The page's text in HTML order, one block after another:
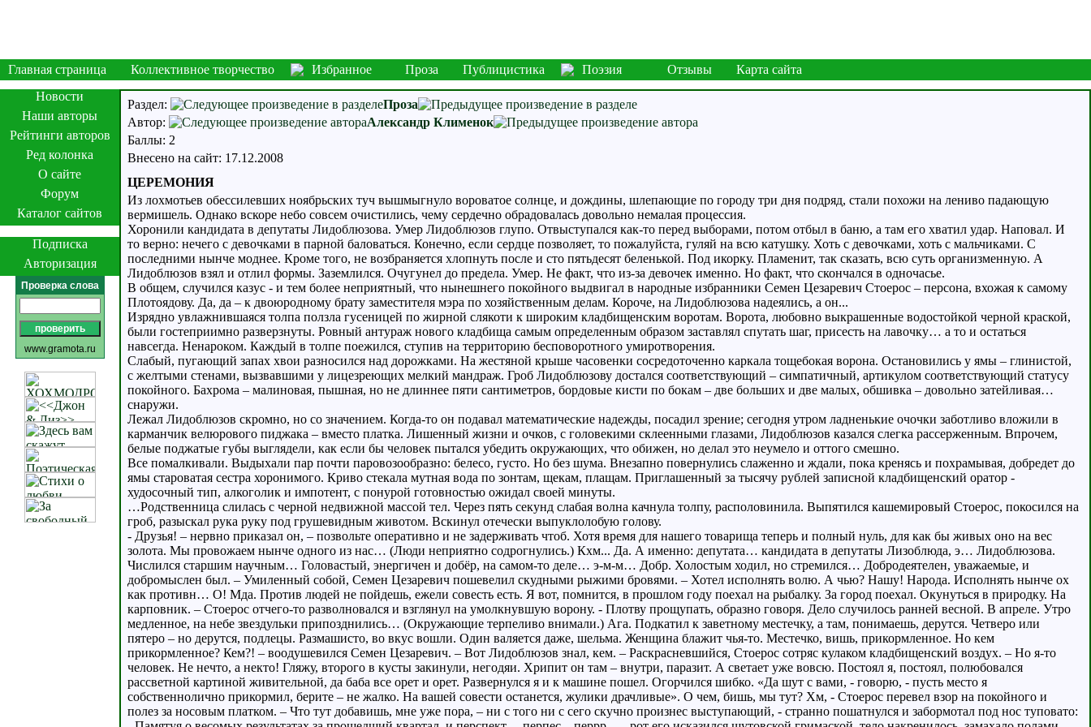
Главная страница Коллективное творчество Избранное Проза Публицистика Поэзия Отзывы
Карта сайта
Новости
Наши авторы
Рейтинги авторов
Ред колонка
О сайте
Форум
Каталог сайтов
Подписка
Авторизация
Проверка слова
www.gramota.ru
Раздел:
Проза
Автор:
Александр Клименок
Баллы: 2
Внесено на сайт: 17.12.2008
ЦЕРЕМОНИЯ
Из лохмотьев обессилевших ноябрьских туч вышмыгнуло вороватое солнце, и дождины, шлепающие по городу три дня подряд, стали похожи на лениво падающую
вермишель. Однако вскоре небо совсем очистились, чему сердечно обрадовалась довольно немалая процессия.
Хоронили кандидата в депутаты Лидоблюзова. Умер Лидоблюзов глупо. Отвыступался как-то перед выборами, потом отбыл в баню, а там его хватил удар. Наповал. И
то верно: нечего с девочками в парной баловаться. Конечно, если сердце позволяет, то пожалуйста, гуляй на всю катушку. Хоть с девочками, хоть с мальчиками. С
последними нынче моднее. Кроме того, не возбраняется хлопнуть после и сто пятьдесят беленькой. Под икорку. Пламенит, так сказать, всю суть организменную. А
Лидоблюзов взял и отлил формы. Заземлился. Очугунел до предела. Умер. Не факт, что из-за девочек именно. Но факт, что скончался в одночасье.
В общем, случился казус - и тем более неприятный, что нынешнего покойного выдвигал в народные избранники Семен Цезаревич Стоерос – персона, вхожая к самому
Плотоядову. Да, да – к двоюродному брату заместителя мэра по хозяйственным делам. Короче, на Лидоблюзова надеялись, а он...
Изрядно увлажнившаяся толпа ползла гусеницей по жирной слякоти к широким кладбищенским воротам. Ворота, любовно выкрашенные водостойкой черной краской,
были гостеприимно разверзнуты. Ровный антураж нового кладбища самым определенным образом заставлял спутать шаг, присесть на лавочку… а то и остаться
навсегда. Ненароком. Каждый в толпе поежился, ступив на территорию бесповоротного умиротворения.
Слабый, пугающий запах хвои разносился над дорожками. На жестяной крыше часовенки сосредоточенно каркала тощебокая ворона. Остановились у ямы – глинистой,
с желтыми стенами, вызвавшими у лицезреющих мелкий мандраж. Гроб Лидоблюзову достался соответствующий – симпатичный, артикулом соответствующий статусу
покойного. Бахрома – малиновая, пышная, но не длиннее пяти сантиметров, бордовые кисти по бокам – две больших и две малых, обшивка – довольно затейливая…
снаружи.
Лежал Лидоблюзов скромно, но со значением. Когда-то он подавал математические надежды, посадил зрение; сегодня утром ладненькие очочки заботливо вложили в
карманчик велюрового пиджака – вместо платка. Лишенный жизни и очков, с головекими склеенными глазами, Лидоблюзов казался слегка рассерженным. Впрочем,
белые поджатые губы выглядели, как если бы человек пытался убедить окружающих, что обижен, но делал это неумело и оттого смешно.
Все помалкивали. Выдыхали пар почти паровозообразно: белесо, густо. Но без шума. Внезапно повернулись слаженно и ждали, пока кренясь и похрамывая, добредет до
ямы староватая сестра хоронимого. Криво стекала мутная вода по зонтам, щекам, плащам. Приглашенный за тысячу рублей записной кладбищенский оратор -
худосочный тип, алкоголик и импотент, с понурой готовностью ожидал своей минуты.
…Родственница слилась с черной недвижной массой тел. Через пять секунд слабая волна качнула толпу, располовинила. Выпятился кашемировый Стоерос, покосился на
гроб, разыскал рука руку под грушевидным животом. Вскинул отечески выпуклолобую голову.
- Друзья! – нервно приказал он, – позвольте оперативно и не задерживать чтоб. Хотя время для нашего товарища теперь и полный нуль, для как бы живых оно на вес
золота. Мы провожаем нынче одного из нас… (Люди неприятно содрогнулись.) Кхм... Да. А именно: депутата… кандидата в депутаты Лизоблюда, э… Лидоблюзова.
Числился старшим научным… Головастый, энергичен и добёр, на самом-то деле… э-м-м… Добр. Холостым ходил, но стремился… Добродеятелен, уважаемые, и
добромыслен был. – Умиленный собой, Семен Цезаревич пошевелил скудными рыжими бровями. – Хотел исполнять волю. А чью? Нашу! Народа. Исполнять нынче ох
как противн… О! Мда. Против людей не пойдешь, ежели совесть есть. Я вот, помнится, в прошлом году поехал на рыбалку. За город поехал. Окунуться в природку. На
карповник. – Стоерос отчего-то разволновался и взглянул на умолкнувшую ворону. - Плотву прощупать, образно говоря. Дело случилось ранней весной. В апреле. Утро
медленное, на небе звездульки припозднились… (Окружающие терпеливо внимали.) Ага. Подкатил к заветному местечку, а там, понимаешь, дерутся. Четверо или
пятеро – но дерутся, подлецы. Размашисто, во вкус вошли. Один валяется даже, шельма. Женщина блажит чья-то. Местечко, вишь, прикормленное. Но кем
прикормленное? Кем?! – воодушевился Семен Цезаревич. – Вот Лидоблюзов знал, кем. – Раскрасневшийся, Стоерос сотряс кулаком кладбищенский воздух. – Но я-то
человек. Не нечто, а некто! Гляжу, второго в кусты закинули, негодяи. Хрипит он там – внутри, паразит. А светает уже вовсю. Постоял я, постоял, полюбовался
рассветной картиной живительной, да баба все орет и орет. Развернулся я и к машине пошел. Огорчился шибко. «Да шут с вами, - говорю, - пусть место я
собственнолично прикормил, берите – не жалко. На вашей совести останется, жулики драчливые». О чем, бишь, мы тут? Хм, - Стоерос перевел взор на покойного и
полез за носовым платком. – Что тут добавишь, мне уже пора, – ни с того ни с сего скучно произнес выступающий, - странно пошатнулся и забормотал под нос туповато: